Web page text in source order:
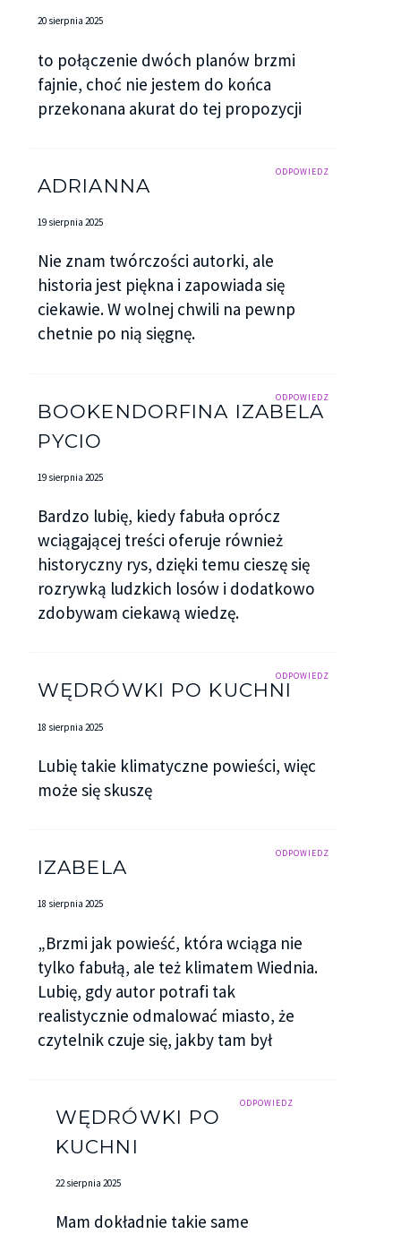
20 sierpnia 2025
to połączenie dwóch planów brzmi
fajnie, choć nie jestem do końca
przekonana akurat do tej propozycji
ODPOWIEDZ
ADRIANNA
19 sierpnia 2025
Nie znam twórczości autorki, ale
historia jest piękna i zapowiada się
ciekawie. W wolnej chwili na pewnp
chetnie po nią sięgnę.
ODPOWIEDZ
BOOKENDORFINA IZABELA
PYCIO
19 sierpnia 2025
Bardzo lubię, kiedy fabuła oprócz
wciągającej treści oferuje również
historyczny rys, dzięki temu cieszę się
rozrywką ludzkich losów i dodatkowo
zdobywam ciekawą wiedzę.
ODPOWIEDZ
WĘDRÓWKI PO KUCHNI
18 sierpnia 2025
Lubię takie klimatyczne powieści, więc
może się skuszę
ODPOWIEDZ
IZABELA
18 sierpnia 2025
„Brzmi jak powieść, która wciąga nie
tylko fabułą, ale też klimatem Wiednia.
Lubię, gdy autor potrafi tak
realistycznie odmalować miasto, że
czytelnik czuje się, jakby tam był
ODPOWIEDZ
WĘDRÓWKI PO
KUCHNI
22 sierpnia 2025
Mam dokładnie takie same